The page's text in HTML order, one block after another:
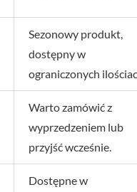
Sezonowy produkt,
dostępny w
ograniczonych
Warto zamówić z
wyprzedzeniem lub
przyjść wcześnie.
Dostępne w